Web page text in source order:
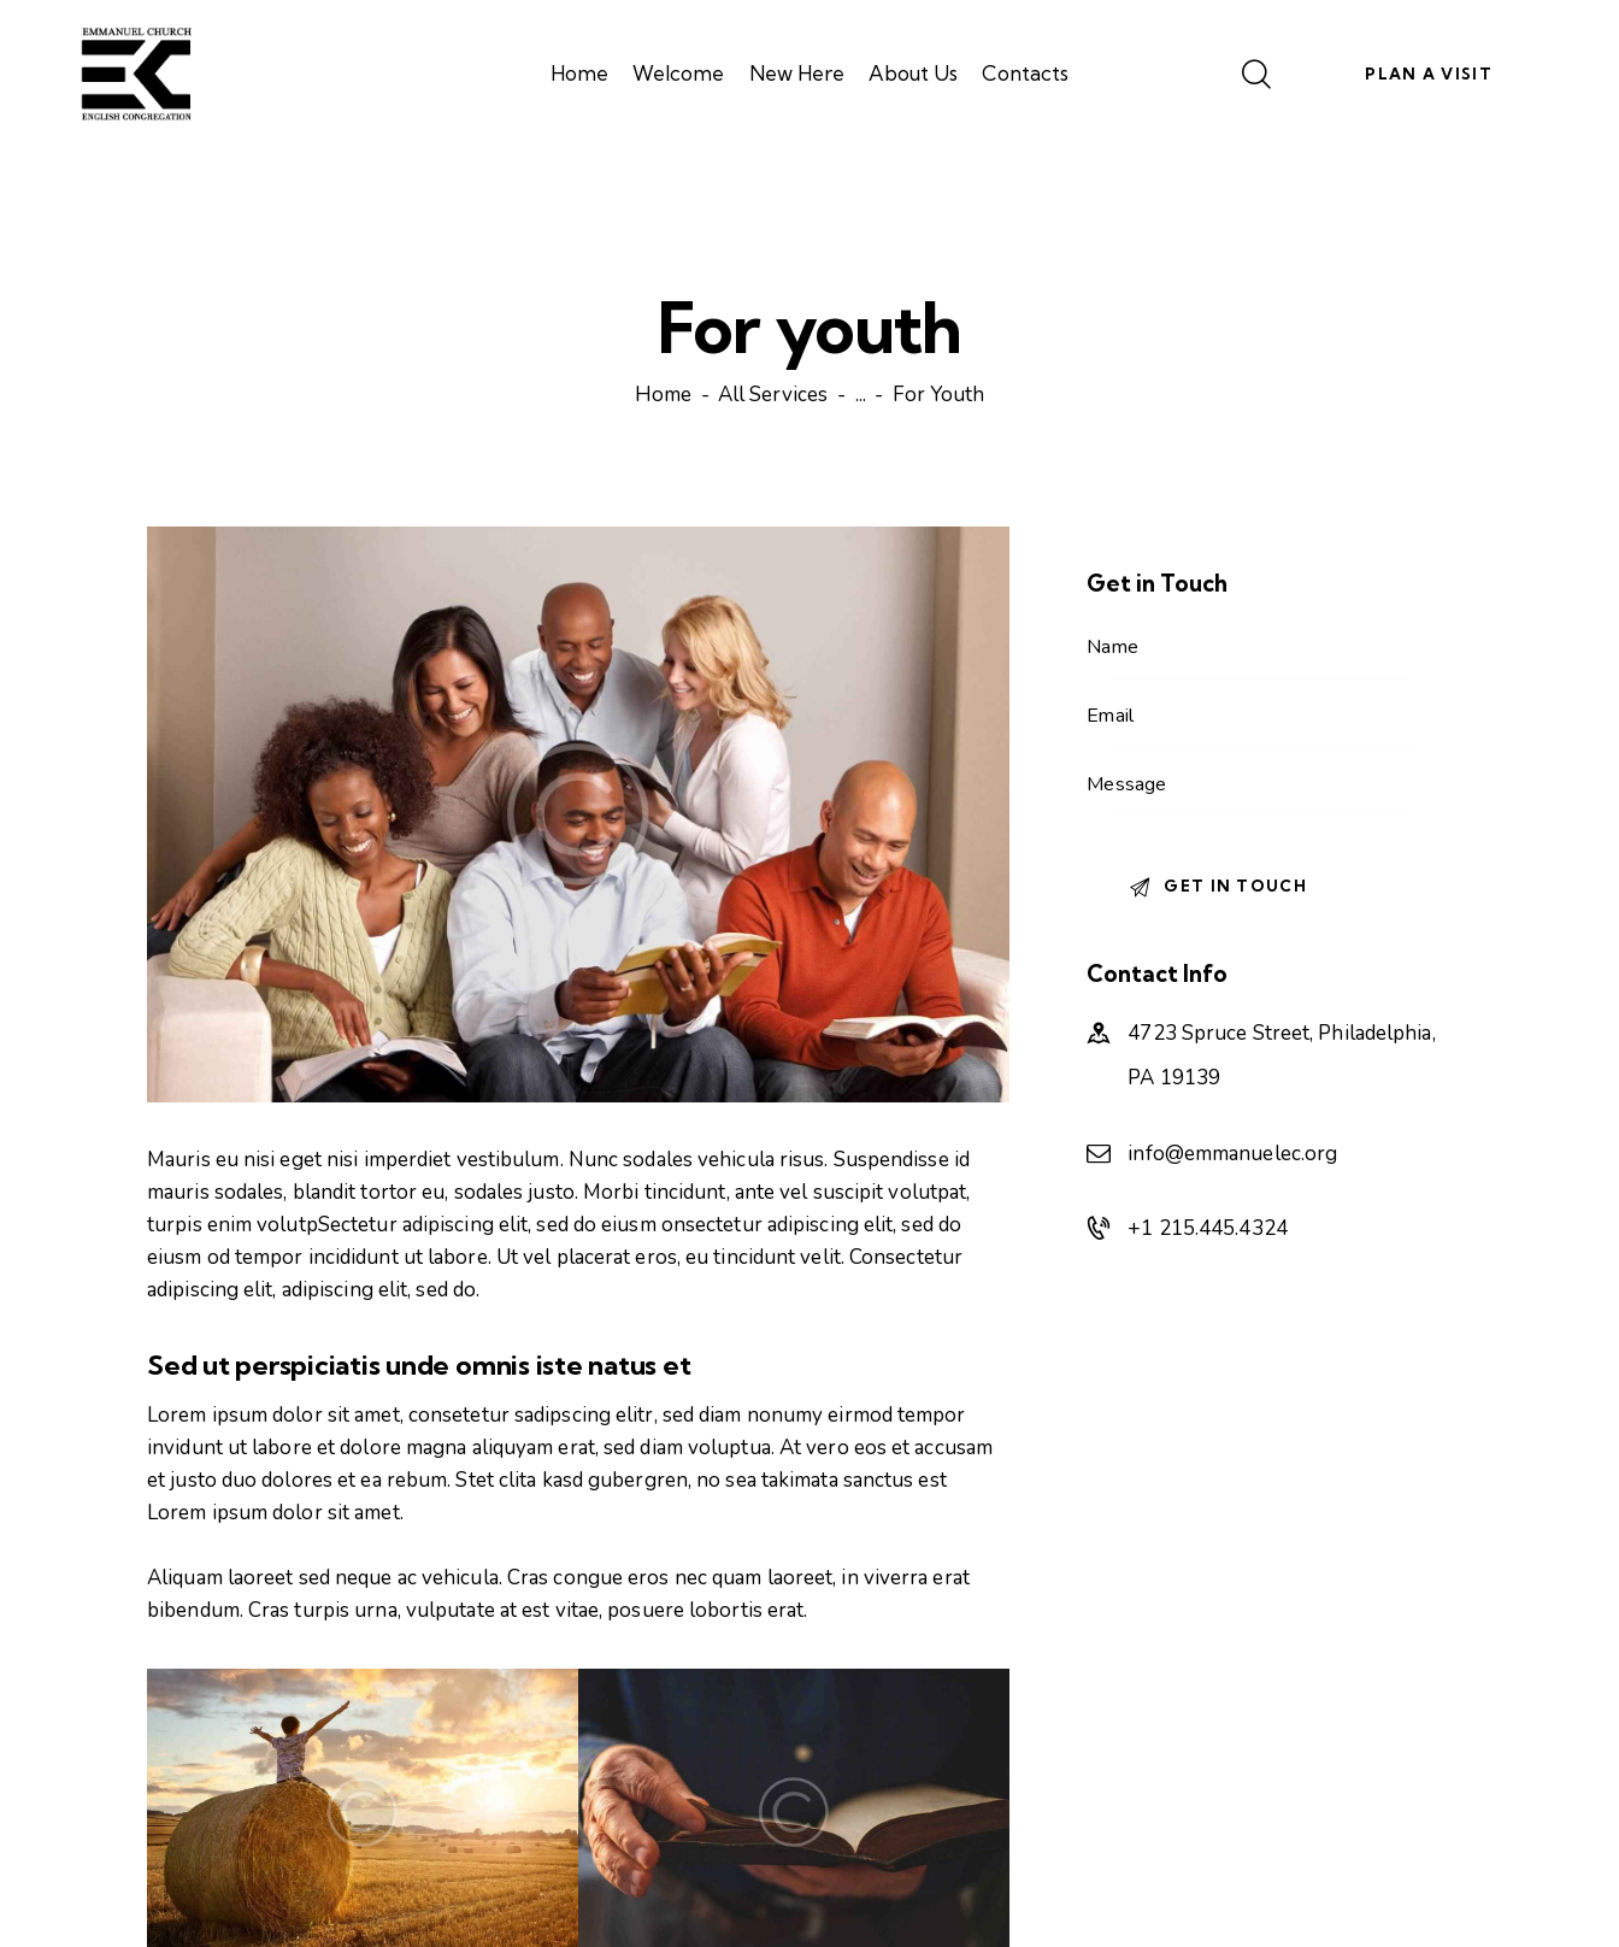
Home Welcome New Here About Us Contacts PLAN A VISIT
For youth
Home All Services ... For Youth
Mauris eu nisi eget nisi imperdiet vestibulum. Nunc sodales vehicula risus. Suspendisse id
mauris sodales, blandit tortor eu, sodales justo. Morbi tincidunt, ante vel suscipit volutpat,
turpis enim volutpSectetur adipiscing elit, sed do eiusm onsectetur adipiscing elit, sed do
eiusm od tempor incididunt ut labore. Ut vel placerat eros, eu tincidunt velit. Consectetur
adipiscing elit, adipiscing elit, sed do.
Sed ut perspiciatis unde omnis iste natus et
Lorem ipsum dolor sit amet, consetetur sadipscing elitr, sed diam nonumy eirmod tempor
invidunt ut labore et dolore magna aliquyam erat, sed diam voluptua. At vero eos et accusam
et justo duo dolores et ea rebum. Stet clita kasd gubergren, no sea takimata sanctus est
Lorem ipsum dolor sit amet.
Aliquam laoreet sed neque ac vehicula. Cras congue eros nec quam laoreet, in viverra erat
bibendum. Cras turpis urna, vulputate at est vitae, posuere lobortis erat.
Get in Touch
Contact Info
4723 Spruce Street, Philadelphia,
PA 19139
info@emmanuelec.org
+1 215.445.4324